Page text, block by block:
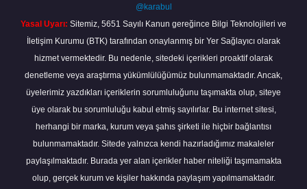
@karabul
Yasal Uyarı: Sitemiz, 5651 Sayılı Kanun gereğince Bilgi Teknolojileri ve
İletişim Kurumu (BTK) tarafından onaylanmış bir Yer Sağlayıcı olarak
hizmet vermektedir. Bu nedenle, sitedeki içerikleri proaktif olarak
denetleme veya araştırma yükümlülüğümüz bulunmamaktadır. Ancak,
üyelerimiz yazdıkları içeriklerin sorumluluğunu taşımakta olup, siteye
üye olarak bu sorumluluğu kabul etmiş sayılırlar. Bu internet sitesi,
herhangi bir marka, kurum veya şahıs şirketi ile hiçbir bağlantısı
bulunmamaktadır. Sitede yalnızca kendi hazırladığımız makaleler
paylaşılmaktadır. Burada yer alan içerikler haber niteliği taşımamakta
olup, gerçek kurum ve kişiler hakkında paylaşım yapılmamaktadır.